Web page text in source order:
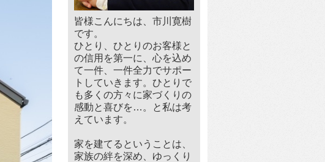
皆様こんにちは、市川寛樹
です。
ひとり、ひとりのお客様と
の信用を第一に、心を込め
て一件、一件全力でサポー
トしていきます。ひとりで
も多くの方々に家づくりの
感動と喜びを…。と私は考
えています。
家を建てるということは、
家族の絆を深め、ゆっくり